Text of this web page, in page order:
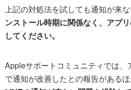
上記の対処法を試しても通知が来な
ンストール時期に関係なく、アプ
してください。
Appleサポートコミュニティでは、
で通知が改善したとの報告があるほ